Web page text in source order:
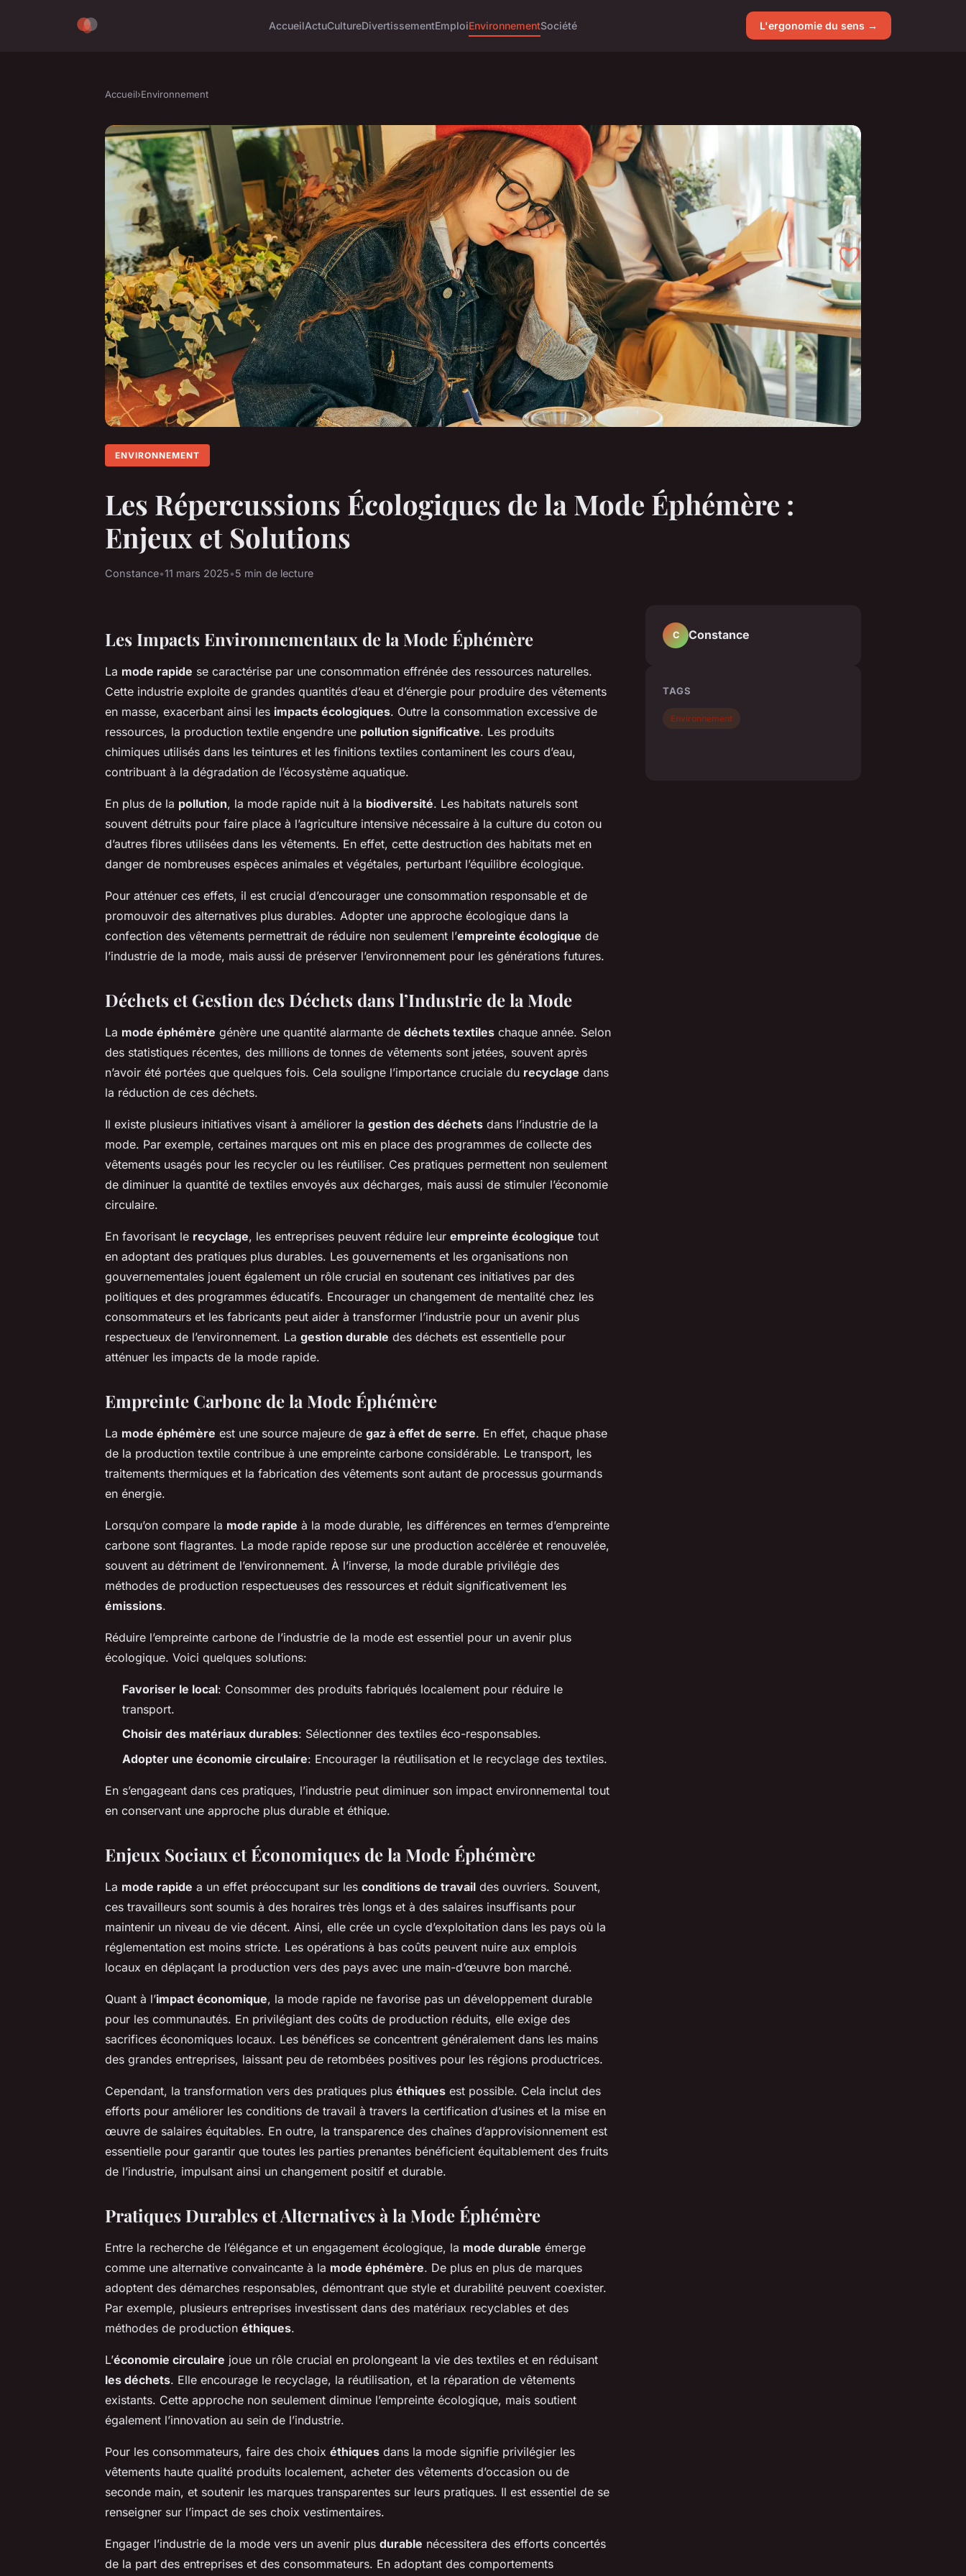
AccueilActuCultureDivertissementEmploiEnvironnementSociété L'ergonomie du sens →
Accueil›Environnement
ENVIRONNEMENT
Les Répercussions Écologiques de la Mode Éphémère :
Enjeux et Solutions
Constance•11 mars 2025•5 min de lecture
Les Impacts Environnementaux de la Mode Éphémère
La mode rapide se caractérise par une consommation effrénée des ressources naturelles.
Cette industrie exploite de grandes quantités d’eau et d’énergie pour produire des vêtements
en masse, exacerbant ainsi les impacts écologiques. Outre la consommation excessive de
ressources, la production textile engendre une pollution significative. Les produits
chimiques utilisés dans les teintures et les finitions textiles contaminent les cours d’eau,
contribuant à la dégradation de l’écosystème aquatique.
En plus de la pollution, la mode rapide nuit à la biodiversité. Les habitats naturels sont
souvent détruits pour faire place à l’agriculture intensive nécessaire à la culture du coton ou
d’autres fibres utilisées dans les vêtements. En effet, cette destruction des habitats met en
danger de nombreuses espèces animales et végétales, perturbant l’équilibre écologique.
Pour atténuer ces effets, il est crucial d’encourager une consommation responsable et de
promouvoir des alternatives plus durables. Adopter une approche écologique dans la
confection des vêtements permettrait de réduire non seulement l’empreinte écologique de
l’industrie de la mode, mais aussi de préserver l’environnement pour les générations futures.
Déchets et Gestion des Déchets dans l’Industrie de la Mode
La mode éphémère génère une quantité alarmante de déchets textiles chaque année. Selon
des statistiques récentes, des millions de tonnes de vêtements sont jetées, souvent après
n’avoir été portées que quelques fois. Cela souligne l’importance cruciale du recyclage dans
la réduction de ces déchets.
Il existe plusieurs initiatives visant à améliorer la gestion des déchets dans l’industrie de la
mode. Par exemple, certaines marques ont mis en place des programmes de collecte des
vêtements usagés pour les recycler ou les réutiliser. Ces pratiques permettent non seulement
de diminuer la quantité de textiles envoyés aux décharges, mais aussi de stimuler l’économie
circulaire.
En favorisant le recyclage, les entreprises peuvent réduire leur empreinte écologique tout
en adoptant des pratiques plus durables. Les gouvernements et les organisations non
gouvernementales jouent également un rôle crucial en soutenant ces initiatives par des
politiques et des programmes éducatifs. Encourager un changement de mentalité chez les
consommateurs et les fabricants peut aider à transformer l’industrie pour un avenir plus
respectueux de l’environnement. La gestion durable des déchets est essentielle pour
atténuer les impacts de la mode rapide.
Empreinte Carbone de la Mode Éphémère
La mode éphémère est une source majeure de gaz à effet de serre. En effet, chaque phase
de la production textile contribue à une empreinte carbone considérable. Le transport, les
traitements thermiques et la fabrication des vêtements sont autant de processus gourmands
en énergie.
Lorsqu’on compare la mode rapide à la mode durable, les différences en termes d’empreinte
carbone sont flagrantes. La mode rapide repose sur une production accélérée et renouvelée,
souvent au détriment de l’environnement. À l’inverse, la mode durable privilégie des
méthodes de production respectueuses des ressources et réduit significativement les
émissions.
Réduire l’empreinte carbone de l’industrie de la mode est essentiel pour un avenir plus
écologique. Voici quelques solutions:
Favoriser le local: Consommer des produits fabriqués localement pour réduire le
transport.
Choisir des matériaux durables: Sélectionner des textiles éco-responsables.
Adopter une économie circulaire: Encourager la réutilisation et le recyclage des textiles.
En s’engageant dans ces pratiques, l’industrie peut diminuer son impact environnemental tout
en conservant une approche plus durable et éthique.
Enjeux Sociaux et Économiques de la Mode Éphémère
La mode rapide a un effet préoccupant sur les conditions de travail des ouvriers. Souvent,
ces travailleurs sont soumis à des horaires très longs et à des salaires insuffisants pour
maintenir un niveau de vie décent. Ainsi, elle crée un cycle d’exploitation dans les pays où la
réglementation est moins stricte. Les opérations à bas coûts peuvent nuire aux emplois
locaux en déplaçant la production vers des pays avec une main-d’œuvre bon marché.
Quant à l’impact économique, la mode rapide ne favorise pas un développement durable
pour les communautés. En privilégiant des coûts de production réduits, elle exige des
sacrifices économiques locaux. Les bénéfices se concentrent généralement dans les mains
des grandes entreprises, laissant peu de retombées positives pour les régions productrices.
Cependant, la transformation vers des pratiques plus éthiques est possible. Cela inclut des
efforts pour améliorer les conditions de travail à travers la certification d’usines et la mise en
œuvre de salaires équitables. En outre, la transparence des chaînes d’approvisionnement est
essentielle pour garantir que toutes les parties prenantes bénéficient équitablement des fruits
de l’industrie, impulsant ainsi un changement positif et durable.
Pratiques Durables et Alternatives à la Mode Éphémère
Entre la recherche de l’élégance et un engagement écologique, la mode durable émerge
comme une alternative convaincante à la mode éphémère. De plus en plus de marques
adoptent des démarches responsables, démontrant que style et durabilité peuvent coexister.
Par exemple, plusieurs entreprises investissent dans des matériaux recyclables et des
méthodes de production éthiques.
L’économie circulaire joue un rôle crucial en prolongeant la vie des textiles et en réduisant
les déchets. Elle encourage le recyclage, la réutilisation, et la réparation de vêtements
existants. Cette approche non seulement diminue l’empreinte écologique, mais soutient
également l’innovation au sein de l’industrie.
Pour les consommateurs, faire des choix éthiques dans la mode signifie privilégier les
vêtements haute qualité produits localement, acheter des vêtements d’occasion ou de
seconde main, et soutenir les marques transparentes sur leurs pratiques. Il est essentiel de se
renseigner sur l’impact de ses choix vestimentaires.
Engager l’industrie de la mode vers un avenir plus durable nécessitera des efforts concertés
de la part des entreprises et des consommateurs. En adoptant des comportements
C Constance
TAGS
Environnement